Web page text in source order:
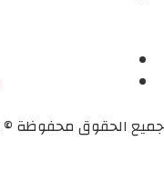
جميع الحقوق محفوظة © 2024